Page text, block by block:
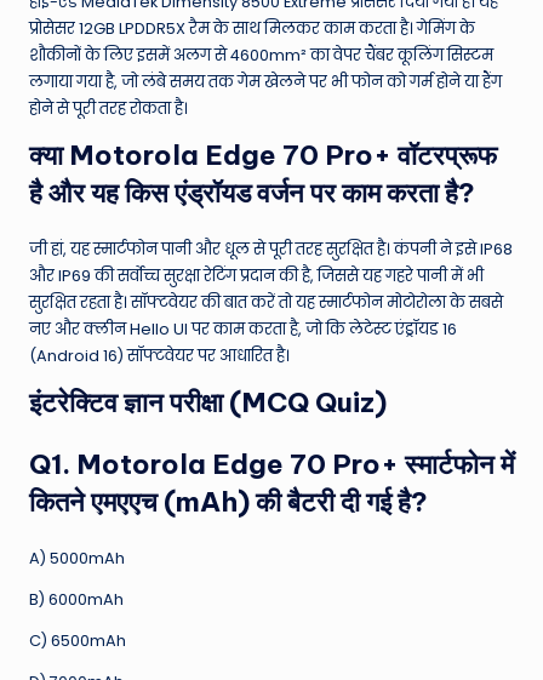
प्रोसेसर 12GB LPDDR5X रैम के साथ मिलकर काम करता है। गेमिंग के
शौकीनों के लिए इसमें अलग से 4600mm² का वेपर चैंबर कूलिंग सिस्टम
लगाया गया है, जो लंबे समय तक गेम खेलने पर भी फोन को गर्म होने या हैंग
होने से पूरी तरह रोकता है।
क्या Motorola Edge 70 Pro+ वॉटरप्रूफ
है और यह किस एंड्रॉयड वर्जन पर काम करता है?
जी हां, यह स्मार्टफोन पानी और धूल से पूरी तरह सुरक्षित है। कंपनी ने इसे IP68
और IP69 की सर्वोच्च सुरक्षा रेटिंग प्रदान की है, जिससे यह गहरे पानी में भी
सुरक्षित रहता है। सॉफ्टवेयर की बात करें तो यह स्मार्टफोन मोटोरोला के सबसे
नए और क्लीन Hello UI पर काम करता है, जो कि लेटेस्ट एंड्रॉयड 16
(Android 16) सॉफ्टवेयर पर आधारित है।
इंटरेक्टिव ज्ञान परीक्षा (MCQ Quiz)
Q1. Motorola Edge 70 Pro+ स्मार्टफोन में
कितने एमएएच (mAh) की बैटरी दी गई है?
A) 5000mAh
B) 6000mAh
C) 6500mAh